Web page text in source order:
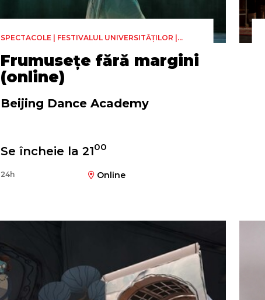
SPECTACOLE | FESTIVALUL UNIVERSITĂȚILOR |
Frumusețe fără margini
(online)
Beijing Dance Academy
Se încheie la 2100
24h Online